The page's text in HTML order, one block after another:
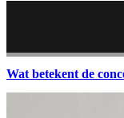
Wat betekent de